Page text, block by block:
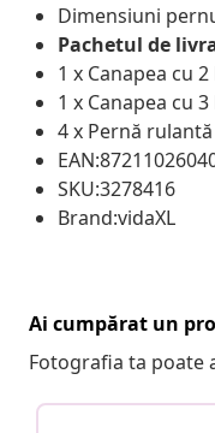
Dimensiuni
Pachetul de
1 x Canapea cu
1 x Canapea cu
4 x Pernă rulantă
SKU:3278416
Brand:vidaXL
Ai cumpărat un
Fotografia ta poate